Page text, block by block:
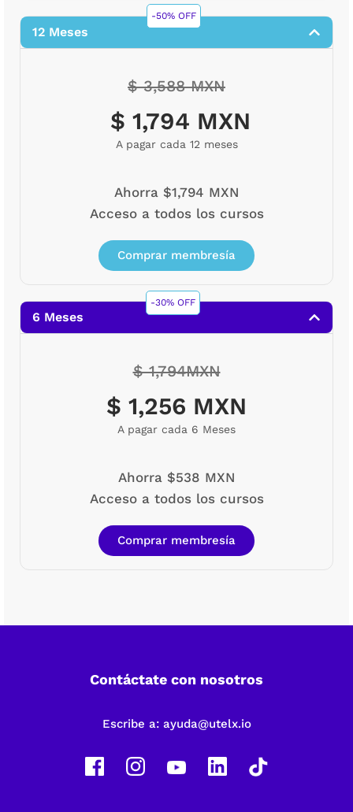
-50% OFF
12 Meses
$ 3,588 MXN
$ 1,794 MXN
A pagar cada 12 meses
Ahorra $1,794 MXN
Acceso a todos los cursos
Comprar membresía
-30% OFF
6 Meses
$ 1,794MXN
$ 1,256 MXN
A pagar cada 6 Meses
Ahorra $538 MXN
Acceso a todos los cursos
Comprar membresía
Contáctate con nosotros
Escribe a: ayuda@utelx.io